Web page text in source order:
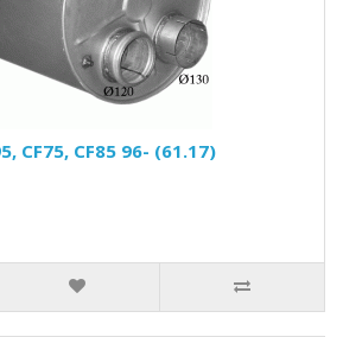
СF75, CF85 96- (61.17)